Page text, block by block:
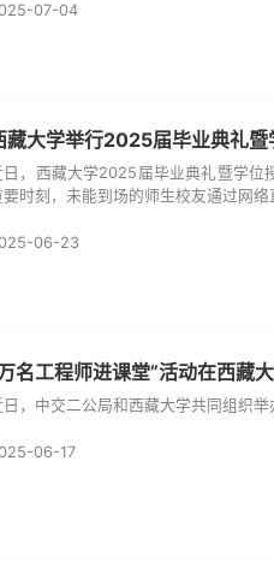
07-04
藏大学举行2025届毕业典礼暨
日，西藏大学2025届毕业典礼暨学位
要时刻，未能到场的师生校友通过网
06-23
名工程师进课堂”活动在西藏
日，中交二公局和西藏大学共同组织举
06-17